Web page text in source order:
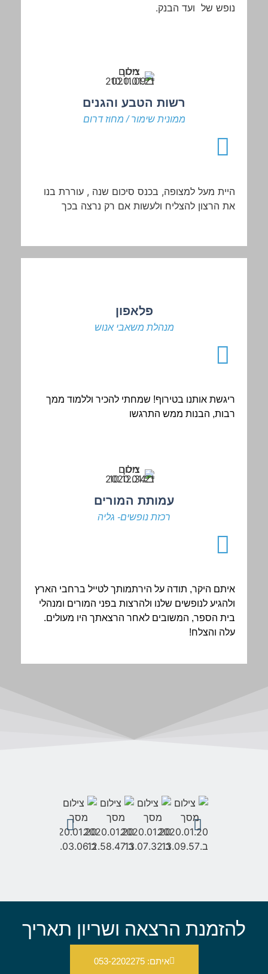
נופש של ועד הבנק.
רשות הטבע והגנים
ממונית שימור / מחוז דרום
היית מעל למצופה, בכנס סיכום שנה , עוררת בנו
את הרצון להצליח ולעשות אם רק נרצה בכך
פלאפון
מנהלת משאבי אנוש
ריגשת אותנו בטירוף! שמחתי להכיר וללמוד ממך
רבות, הבנות ממש התרגשו
עמותת המורים
רכזת נופשים- גליה
איתם היקר, תודה על הירתמותך לטייל ברחבי הארץ
ולהגיע לנופשים שלנו ולהרצות בפני המורים ומנהלי
בית הספר, המשובים לאחר הרצאתך היו מעולים.
עלה והצלח!
להזמנת הרצאה ושריון תאריך
איתם: 053-2202275